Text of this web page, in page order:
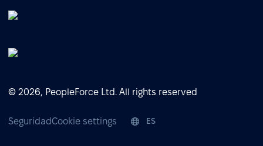
© 2026, PeopleForce Ltd. All rights reserved
SeguridadCookie settings ES